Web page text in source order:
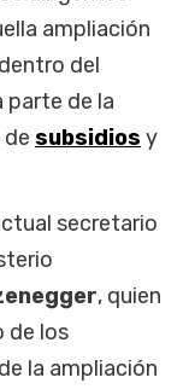
ampliación
del
de la
subsidios y
secretario
, quien
de los
la ampliación